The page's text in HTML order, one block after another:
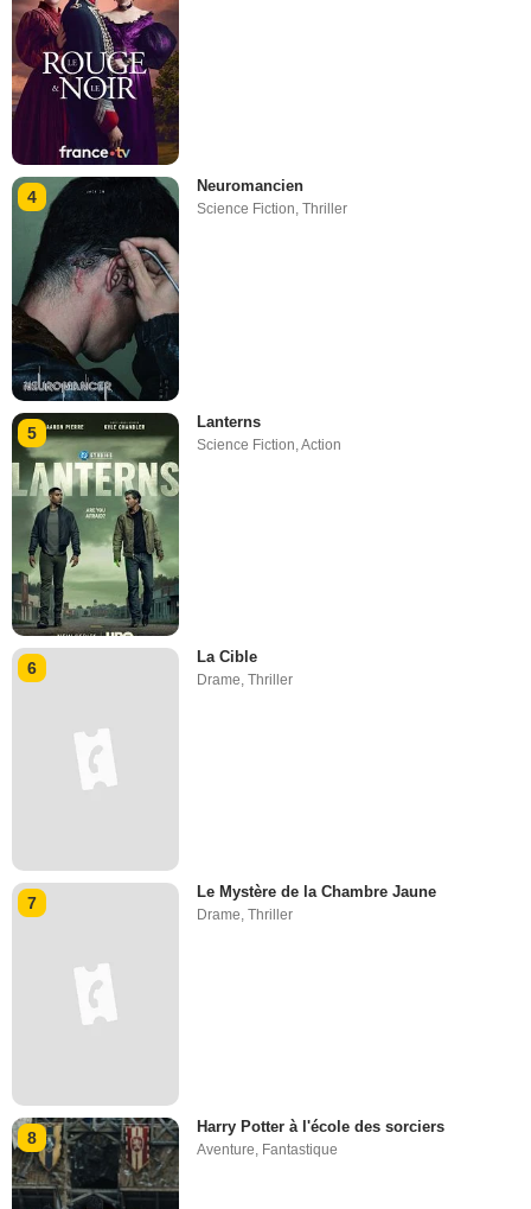
4
Neuromancien
Science Fiction,Thriller
5
Lanterns
Science Fiction ,Action
6
La Cible
Drame,Thriller
7
Le Mystère de la Chambre Jaune
Drame,Thriller
8
Harry Potter à l'école des sorciers
Aventure, Fantastique